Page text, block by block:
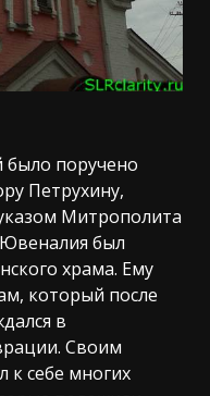
поручено
Петрухину,
Митрополита
был
храма. Ему
который после
в
Своим
себе многих